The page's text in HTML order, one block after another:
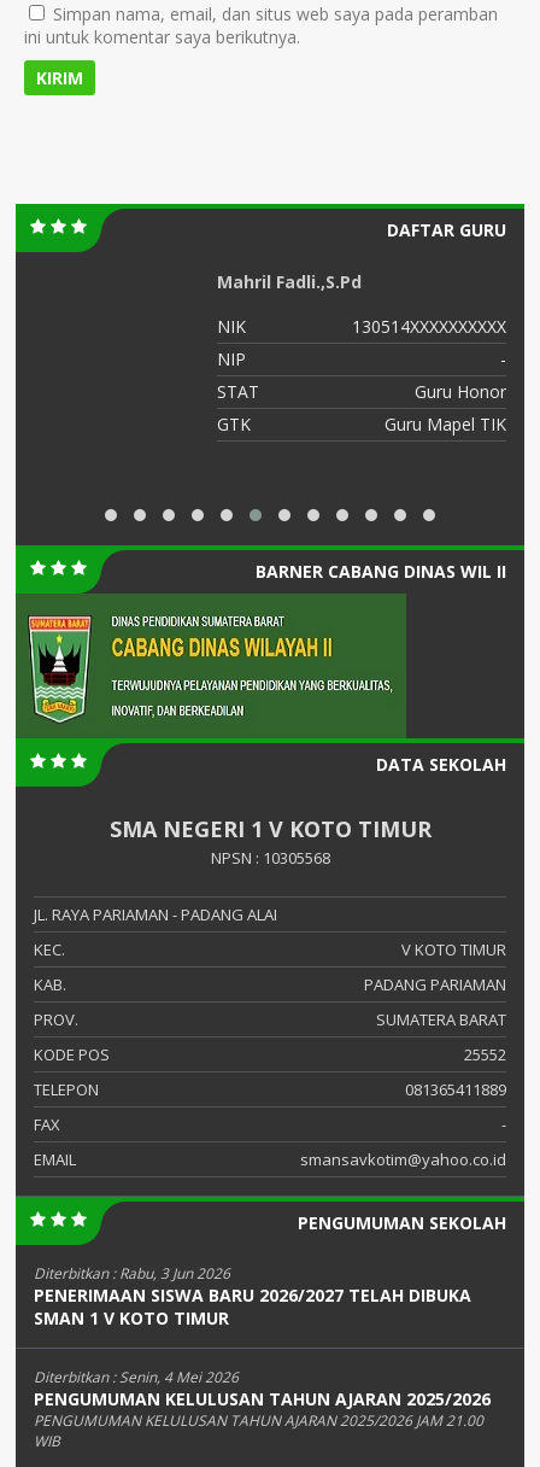
Simpan nama, email, dan situs web saya pada peramban
ini untuk komentar saya berikutnya.
DAFTAR GURU
Mahril Fadli.,S.Pd
NIK
130514XXXXXXXXXX
NIP
-
STAT
Guru Honor
GTK
Guru Mapel TIK
BARNER CABANG DINAS WIL II
DATA SEKOLAH
SMA NEGERI 1 V KOTO TIMUR
NPSN : 10305568
JL. RAYA PARIAMAN - PADANG ALAI
KEC.
V KOTO TIMUR
KAB.
PADANG PARIAMAN
PROV.
SUMATERA BARAT
KODE POS
25552
TELEPON
081365411889
FAX
-
EMAIL
smansavkotim@yahoo.co.id
PENGUMUMAN SEKOLAH
Diterbitkan :Rabu, 3 Jun 2026
PENERIMAAN SISWA BARU 2026/2027 TELAH DIBUKA
SMAN 1 V KOTO TIMUR
Diterbitkan :Senin, 4 Mei 2026
PENGUMUMAN KELULUSAN TAHUN AJARAN 2025/2026
PENGUMUMAN KELULUSAN TAHUN AJARAN 2025/2026 JAM 21.00
WIB